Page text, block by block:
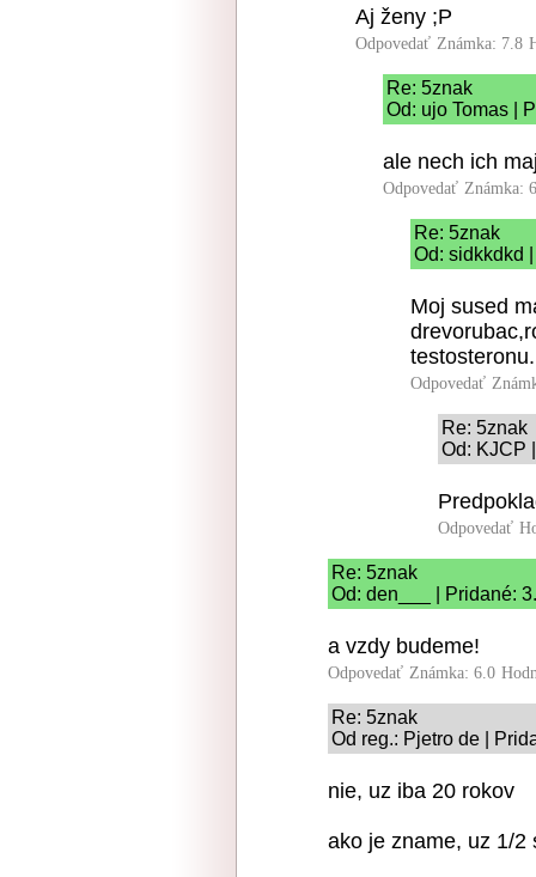
Aj ženy ;P
Odpovedať Známka: 7.8
Re: 5znak
Od: ujo Tomas |
ale nech ich
Odpovedať Známka:
Re: 5znak
Od: sidkkdkd
Moj sused
testosteronu.
Odpovedať
Re: 5znak
Od: KJCP
Odpovedať
Re: 5znak
Od: den___ | Pridané:
a vzdy budeme!
Odpovedať Známka: 6.0
Re: 5znak
Od reg.: Pjetro de |
nie, uz iba 20 rokov
ako je zname, uz 1/2